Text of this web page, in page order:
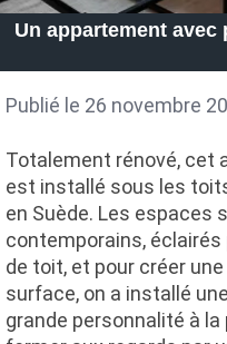
Petite Surface
Piscine
Revue De Week End
Un appartement
Publié le 26 novembre
Totalement rénové, cet
est installé sous les
en Suède. Les espaces
contemporains,
de toit, et pour créer
surface, on a installé
grande personnalité à